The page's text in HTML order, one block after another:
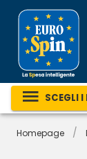
SCEGLI
Homepage /